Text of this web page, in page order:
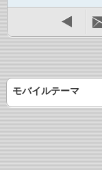
モバイルテーマ